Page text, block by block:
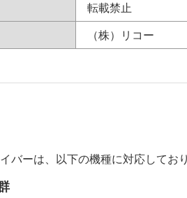
転載禁止
（株）リコー
バーは、以下の機種に対応しており